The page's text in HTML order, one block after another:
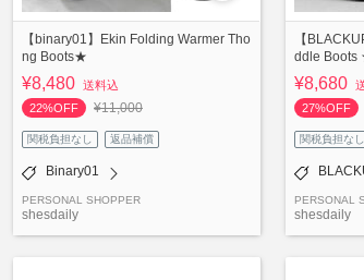
【binary01】Ekin Folding Warmer Tho
ng Boots★
¥8,480 送料込
22%OFF
¥11,000
関税負担なし 返品補償
Binary01
PERSONAL SHOPPER
shesdaily
【
ddle Boots
¥8,680
27%OFF
関税負担なし
PERSONAL
shesdaily